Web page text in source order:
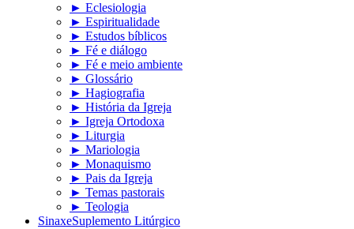
► Eclesiologia
► Espiritualidade
► Estudos bíblicos
► Fé e diálogo
► Fé e meio ambiente
► Glossário
► Hagiografia
► História da Igreja
► Igreja Ortodoxa
► Liturgia
► Mariologia
► Monaquismo
► Pais da Igreja
► Temas pastorais
► Teologia
SinaxeSuplemento Litúrgico